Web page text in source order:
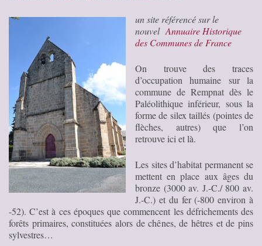
un site référencé sur le
nouvel Annuaire Historique
des Communes de France
On trouve des traces
d’occupation humaine sur la
commune de Rempnat dès le
Paléolithique inférieur, sous la
forme de silex taillés (pointes de
flèches, autres) que l’on
retrouve ici et là.
Les sites d’habitat permanent se
mettent en place aux âges du
bronze (3000 av. J.-C./ 800 av.
J.-C.) et du fer (-800 environ à
-52). C’est à ces époques que commencent les défrichements des
forêts primaires, constituées alors de chênes, de hêtres et de pins
sylvestres…